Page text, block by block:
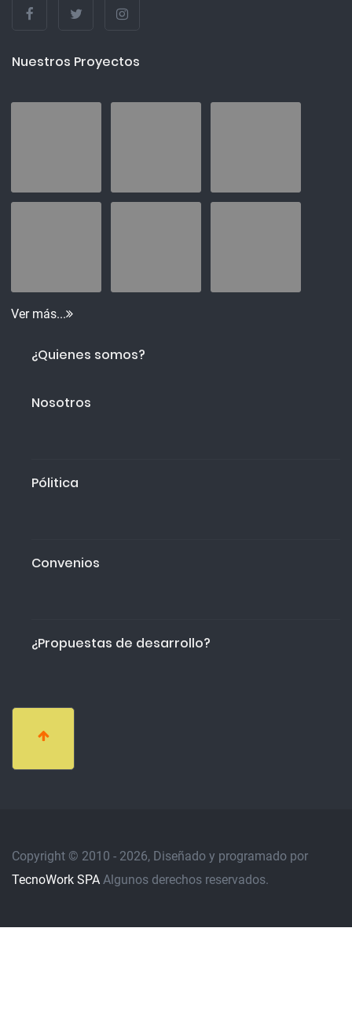
Nuestros Proyectos
Ver más...
¿Quienes somos?
Nosotros
Pólitica
Convenios
¿Propuestas de desarrollo?
Copyright © 2010 - 2026, Diseñado y programado por
TecnoWork SPA Algunos derechos reservados.